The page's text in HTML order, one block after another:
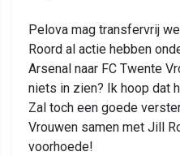
Pelova mag transfervrij
Roord al actie hebben
Arsenal naar FC Twente
niets in zien? Ik hoop dat
Zal toch een goede
Vrouwen samen met Jill
voorhoede!